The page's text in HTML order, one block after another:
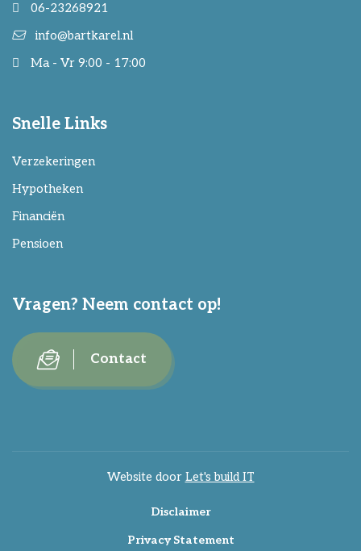
06-23268921
info@bartkarel.nl
Ma - Vr 9:00 - 17:00
Snelle Links
Verzekeringen
Hypotheken
Financiën
Pensioen
Vragen? Neem contact op!
Contact
Website door Let's build IT
Disclaimer
Privacy Statement